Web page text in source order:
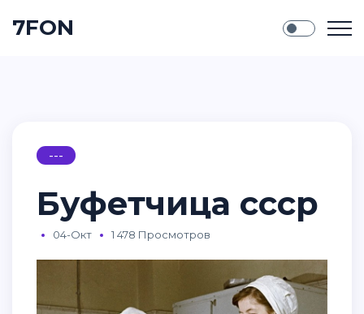
7FON
---
Буфетчица ссср
04-Окт 1 478 Просмотров